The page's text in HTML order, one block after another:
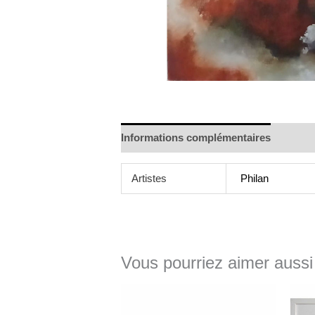
Informations complémentaires
Artistes Philan
Vous pourriez aimer